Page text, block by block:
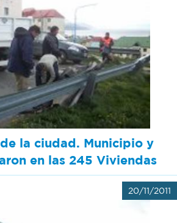
la ciudad. Municipio y
en las 245 Viviendas
20/11/2011